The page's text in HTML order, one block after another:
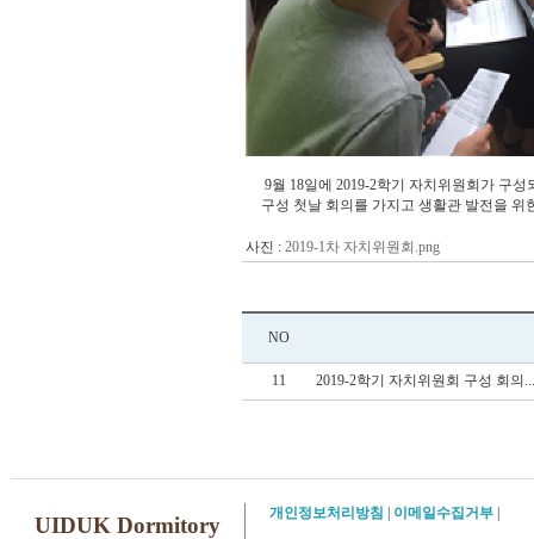
9월 18일에 2019-2학기 자치위원회가 구성
구성 첫날 회의를 가지고 생활관 발전을
사진 : 2019-1차 자치위원회.png
NO
11 2019-2학기 자치위원회 구성 회의...
UIDUK Dormitory 개인정보처리방침 이메일수집거부